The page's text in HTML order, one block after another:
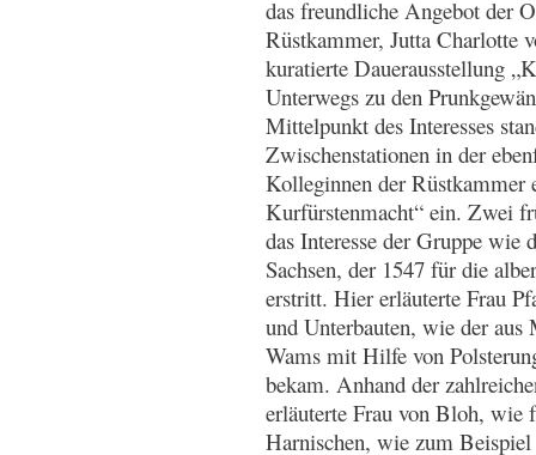
das freundliche Angebot der
Rüstkammer, Jutta Charlotte
kuratierte Dauerausstellung
Unterwegs zu den
Mittelpunkt des Interesses
Zwischenstationen in der
Kolleginnen der Rüstkammer
Kurfürstenmacht“ ein. Zwei
das Interesse der Gruppe wie
Sachsen, der 1547 für die
erstritt. Hier erläuterte Frau
und Unterbauten, wie der
Wams mit Hilfe von
bekam. Anhand der
erläuterte Frau von Bloh, wie
Harnischen, wie zum